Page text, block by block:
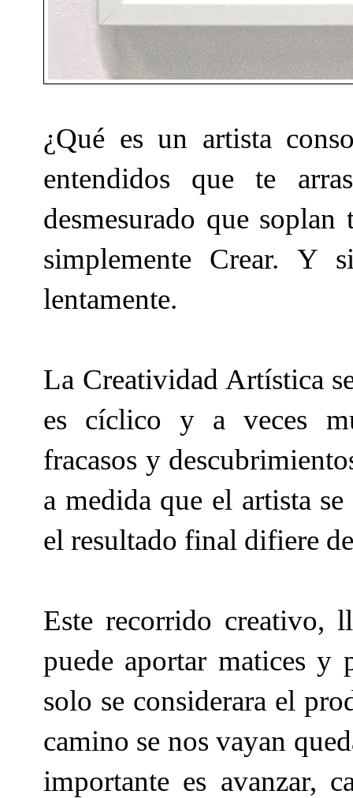
¿Qué es un artista
entendidos que te
desmesurado que
simplemente Crear. Y
lentamente.
La Creatividad Artística
es cíclico y a veces
fracasos y
a medida que el artista
el resultado final difiere
Este recorrido creativo,
puede aportar matices y
solo se considerara el
camino se nos vayan
importante es avanzar,